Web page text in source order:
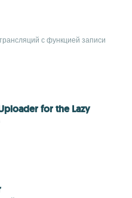
с функцией записи
for the Lazy